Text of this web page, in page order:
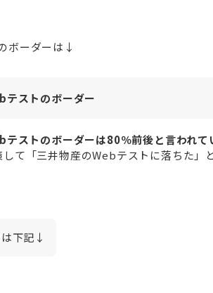
ボーダーは↓
テストのボーダー
テストのボーダーは80％前後と言われて
て「三井物産のWebテストに落ちた」
下記↓